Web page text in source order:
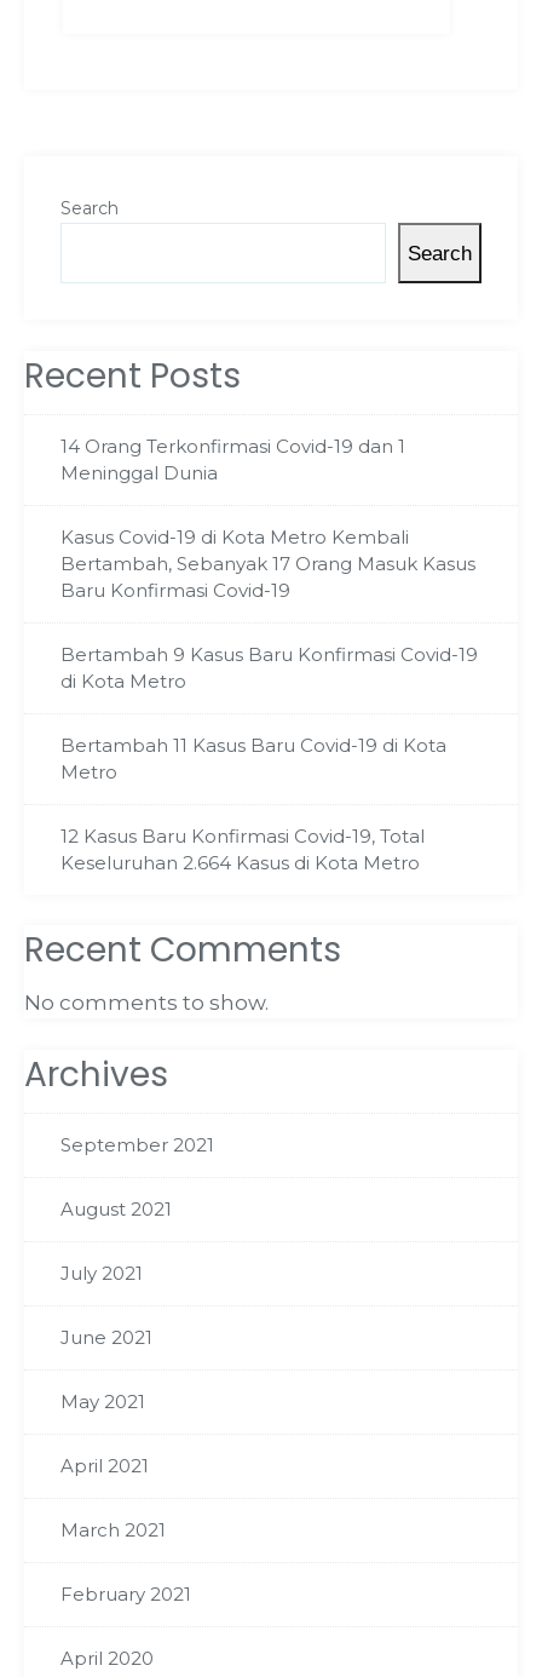
Search
Search
Recent Posts
14 Orang Terkonfirmasi Covid-19 dan 1
Meninggal Dunia
Kasus Covid-19 di Kota Metro Kembali
Bertambah, Sebanyak 17 Orang Masuk Kasus
Baru Konfirmasi Covid-19
Bertambah 9 Kasus Baru Konfirmasi Covid-19
di Kota Metro
Bertambah 11 Kasus Baru Covid-19 di Kota
Metro
12 Kasus Baru Konfirmasi Covid-19, Total
Keseluruhan 2.664 Kasus di Kota Metro
Recent Comments
No comments to show.
Archives
September 2021
August 2021
July 2021
June 2021
May 2021
April 2021
March 2021
February 2021
April 2020